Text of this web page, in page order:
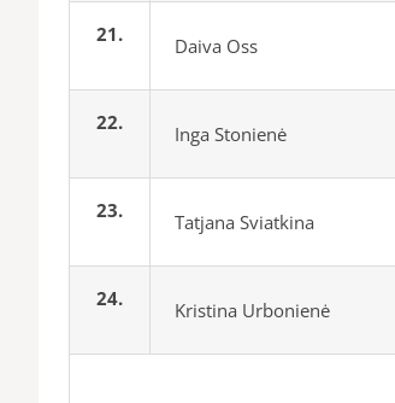
21. Daiva Oss
22. Inga Stonienė
23. Tatjana Sviatkina
24. Kristina Urbonienė